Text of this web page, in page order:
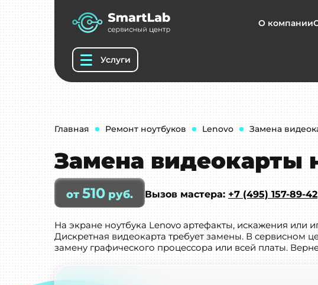
Услуги
О компании
Главная Ремонт ноутбуков Lenovo Замена
Замена видеокарты
от 510 руб. Вызов мастера: +7 (495) 157-89-42
На экране ноутбука Lenovo артефакты, искажения или
Дискретная видеокарта требует замены. В сервисном
замену графического процессора или всей платы.